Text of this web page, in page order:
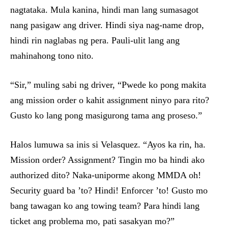
nagtataka. Mula kanina, hindi man lang sumasagot
nang pasigaw ang driver. Hindi siya nag-name drop,
hindi rin naglabas ng pera. Pauli-ulit lang ang
mahinahong tono nito.
“Sir,” muling sabi ng driver, “Pwede ko pong makita
ang mission order o kahit assignment ninyo para rito?
Gusto ko lang pong masigurong tama ang proseso.”
Halos lumuwa sa inis si Velasquez. “Ayos ka rin, ha.
Mission order? Assignment? Tingin mo ba hindi ako
authorized dito? Naka-uniporme akong MMDA oh!
Security guard ba ’to? Hindi! Enforcer ’to! Gusto mo
bang tawagan ko ang towing team? Para hindi lang
ticket ang problema mo, pati sasakyan mo?”